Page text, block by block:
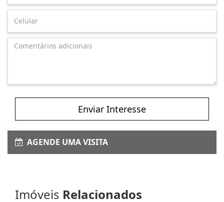
Enviar Interesse
AGENDE UMA VISITA
Imóveis Relacionados